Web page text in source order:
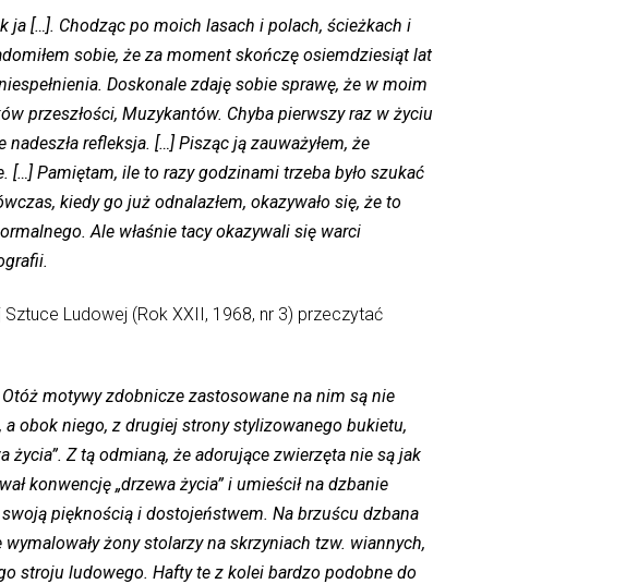
ja […]. Chodząc po moich lasach i polach, ścieżkach i
sobie, że za moment skończę osiemdziesiąt lat
Doskonale zdaję sobie sprawę, że w moim
przeszłości, Muzykantów. Chyba pierwszy raz w życiu
refleksja. […] Pisząc ją zauważyłem, że
[…] Pamiętam, ile to razy godzinami trzeba było szukać
kiedy go już odnalazłem, okazywało się, że to
Ale właśnie tacy okazywali się warci
Ludowej (Rok XXII, 1968, nr 3) przeczytać
motywy zdobnicze zastosowane na nim są nie
obok niego, z drugiej strony stylizowanego bukietu,
Z tą odmianą, że adorujące zwierzęta nie są jak
konwencję „drzewa życia” i umieścił na dzbanie
pięknością i dostojeństwem. Na brzuścu dzbana
żony stolarzy na skrzyniach tzw. wiannych,
stroju ludowego. Hafty te z kolei bardzo podobne do